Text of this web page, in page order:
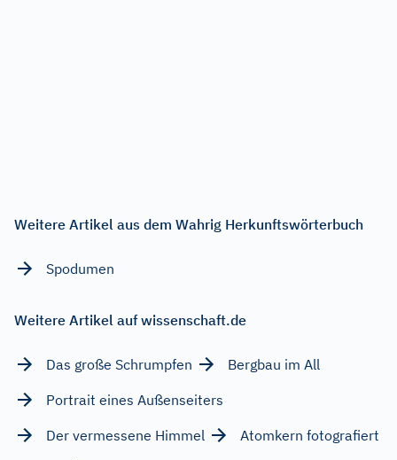
Weitere Artikel aus dem Wahrig Herkunftswörterbuch
Spodumen
Weitere Artikel auf wissenschaft.de
Das große Schrumpfen
Bergbau im All
Portrait eines Außenseiters
Der vermessene Himmel
Atomkern fotografiert